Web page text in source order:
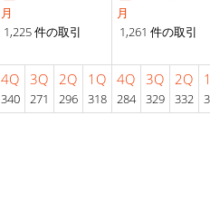
月
1,225 件の取引
月
1,261 件の取引
4Q
340
3Q
271
2Q
296
1Q
318
4Q
284
3Q
329
2Q
332